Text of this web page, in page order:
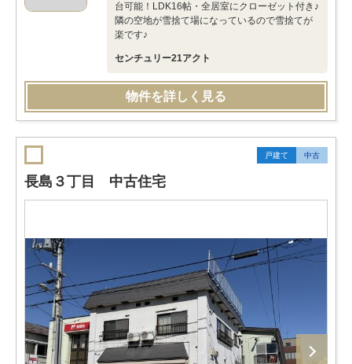
台可能！LDK16帖・全居室にクローゼット付き♪
隣の空地が雪捨て場になっているので雪捨てが
楽です♪
センチュリー21アクト
物件を詳しく見る
戸建て 中古
長島３丁目 中古住宅